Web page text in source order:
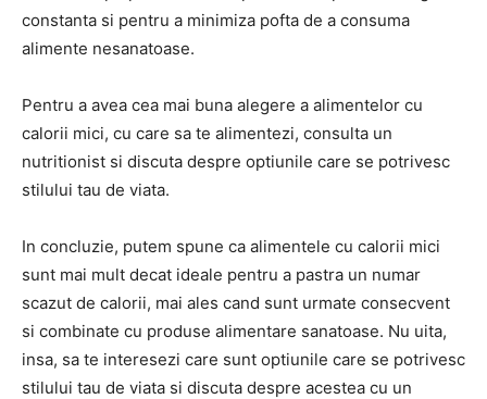
constanta si pentru a minimiza pofta de a consuma
alimente nesanatoase.
Pentru a avea cea mai buna alegere a alimentelor cu
calorii mici, cu care sa te alimentezi, consulta un
nutritionist si discuta despre optiunile care se potrivesc
stilului tau de viata.
In concluzie, putem spune ca alimentele cu calorii mici
sunt mai mult decat ideale pentru a pastra un numar
scazut de calorii, mai ales cand sunt urmate consecvent
si combinate cu produse alimentare sanatoase. Nu uita,
insa, sa te interesezi care sunt optiunile care se potrivesc
stilului tau de viata si discuta despre acestea cu un